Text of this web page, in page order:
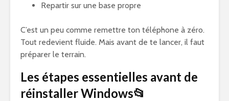
Repartir sur une base propre
C’est un peu comme remettre ton téléphone à zéro.
Tout redevient fluide. Mais avant de te lancer, il faut
préparer le terrain.
Les étapes essentielles avant de
réinstaller Windows📂